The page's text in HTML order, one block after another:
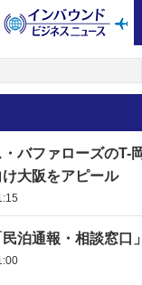
バファローズのT-
大阪をアピール
泊通報・相談窓口